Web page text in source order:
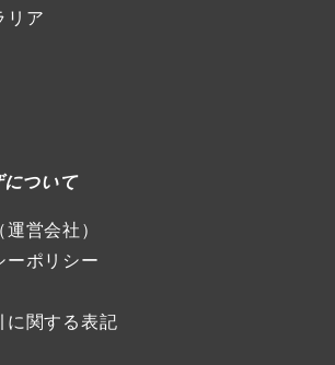
リア
について
営会社）
ーポリシー
に関する表記